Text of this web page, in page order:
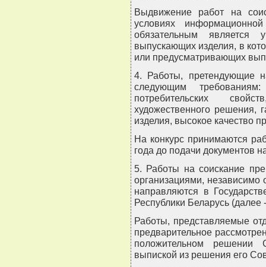
Выдвижение работ на
условиях
обязательным является
выпускающих изделия, в
или предусматривающих
4. Работы, претендующие
следующим
потребительских
художественного решения,
изделия, высокое качество
На конкурс принимаются
года до подачи документов
5. Работы на соискание
организациями, независимо
направляются в
Республики Беларусь (далее
Работы, представляемые
предварительное
положительном решении
выпиской из решения его